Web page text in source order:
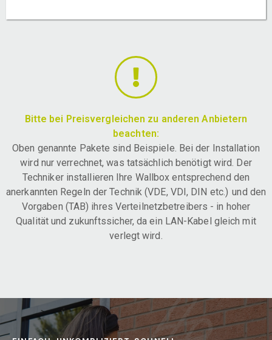
Bitte bei Preisvergleichen zu anderen Anbietern
beachten:
Oben genannte Pakete sind Beispiele. Bei der Installation
wird nur verrechnet, was tatsächlich benötigt wird. Der
Techniker installieren Ihre Wallbox entsprechend den
anerkannten Regeln der Technik (VDE, VDI, DIN etc.) und den
Vorgaben (TAB) ihres Verteilnetzbetreibers - in hoher
Qualität und zukunftssicher, da ein LAN-Kabel gleich mit
verlegt wird.